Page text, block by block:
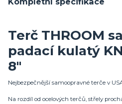
Terč THROOM
padací kulatý
8"
Nejbezpečnější samoopravné terče v
Na rozdíl od ocelových terčů, střely